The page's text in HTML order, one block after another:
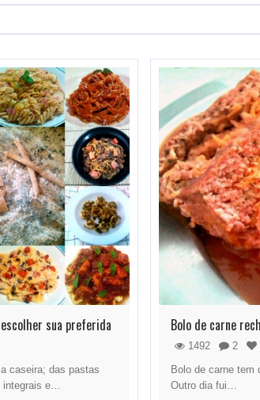
sua preferida
caseira; das pastas
integrais e…
Bolo de carne
1492 2
Bolo de carne tem
Outro dia fui…